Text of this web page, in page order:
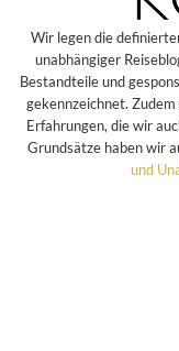
Wir legen die
unabhängiger
Bestandteile und
gekennzeichnet.
Erfahrungen, die wir
Grundsätze haben wir
und